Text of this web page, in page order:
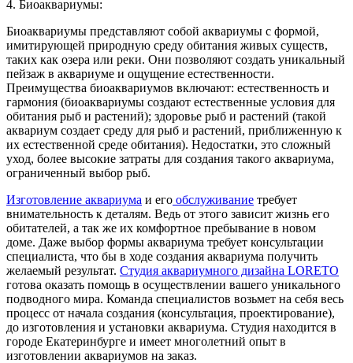
4. Биоаквариумы:
Биоаквариумы представляют собой аквариумы с формой,
имитирующей природную среду обитания живых существ,
таких как озера или реки. Они позволяют создать уникальный
пейзаж в аквариуме и ощущение естественности.
Преимущества биоаквариумов включают: естественность и
гармония (биоаквариумы создают естественные условия для
обитания рыб и растений); здоровье рыб и растений (такой
аквариум создает среду для рыб и растений, приближенную к
их естественной среде обитания). Недостатки, это сложный
уход, более высокие затраты для создания такого аквариума,
ограниченный выбор рыб.
Изготовление аквариума и его обслуживание требует
внимательность к деталям. Ведь от этого зависит жизнь его
обитателей, а так же их комфортное пребывание в новом
доме. Даже выбор формы аквариума требует консультации
специалиста, что бы в ходе создания аквариума получить
желаемый результат. Студия аквариумного дизайна LORETO
готова оказать помощь в осуществлении вашего уникального
подводного мира. Команда специалистов возьмет на себя весь
процесс от начала создания (консультация, проектирование),
до изготовления и установки аквариума. Студия находится в
городе Екатеринбурге и имеет многолетний опыт в
изготовлении аквариумов на заказ.